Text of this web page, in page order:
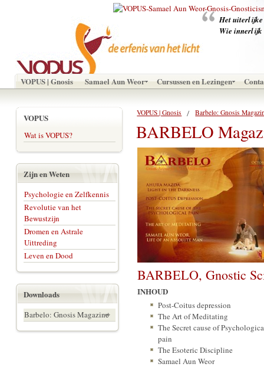
‪Het uiterlijke
Wie innerlijk
VOPUS | Gnosis Samael Aun Weor Cursussen en Lezingen
VOPUS | Gnosis Barbelo: Gnosis
BARBELO
BARBELO, Gnostic
INHOUD
Post-Coitus depression
The Art of Meditating
The Secret cause of
pain
The Esoteric Discipline
Samael Aun Weor
VOPUS
Wat is VOPUS?
Zijn en Weten
Psychologie en Zelfkennis
Revolutie van het
Bewustzijn
Dromen en Astrale
Uittreding
Leven en Dood
Downloads
Barbelo: Gnosis Magazine